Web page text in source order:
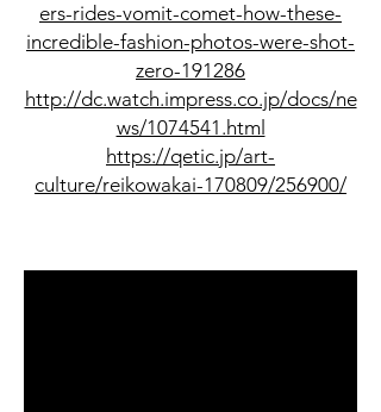
ers-rides-vomit-comet-how-these-
incredible-fashion-photos-were-shot-
zero-191286
http://dc.watch.impress.co.jp/docs/ne
ws/1074541.html
https://qetic.jp/art-
culture/reikowakai-170809/256900/